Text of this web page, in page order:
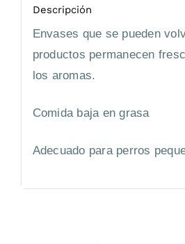
Descripción
Envases que se pueden
productos permanecen
los aromas.
Comida baja en grasa
Adecuado para perros